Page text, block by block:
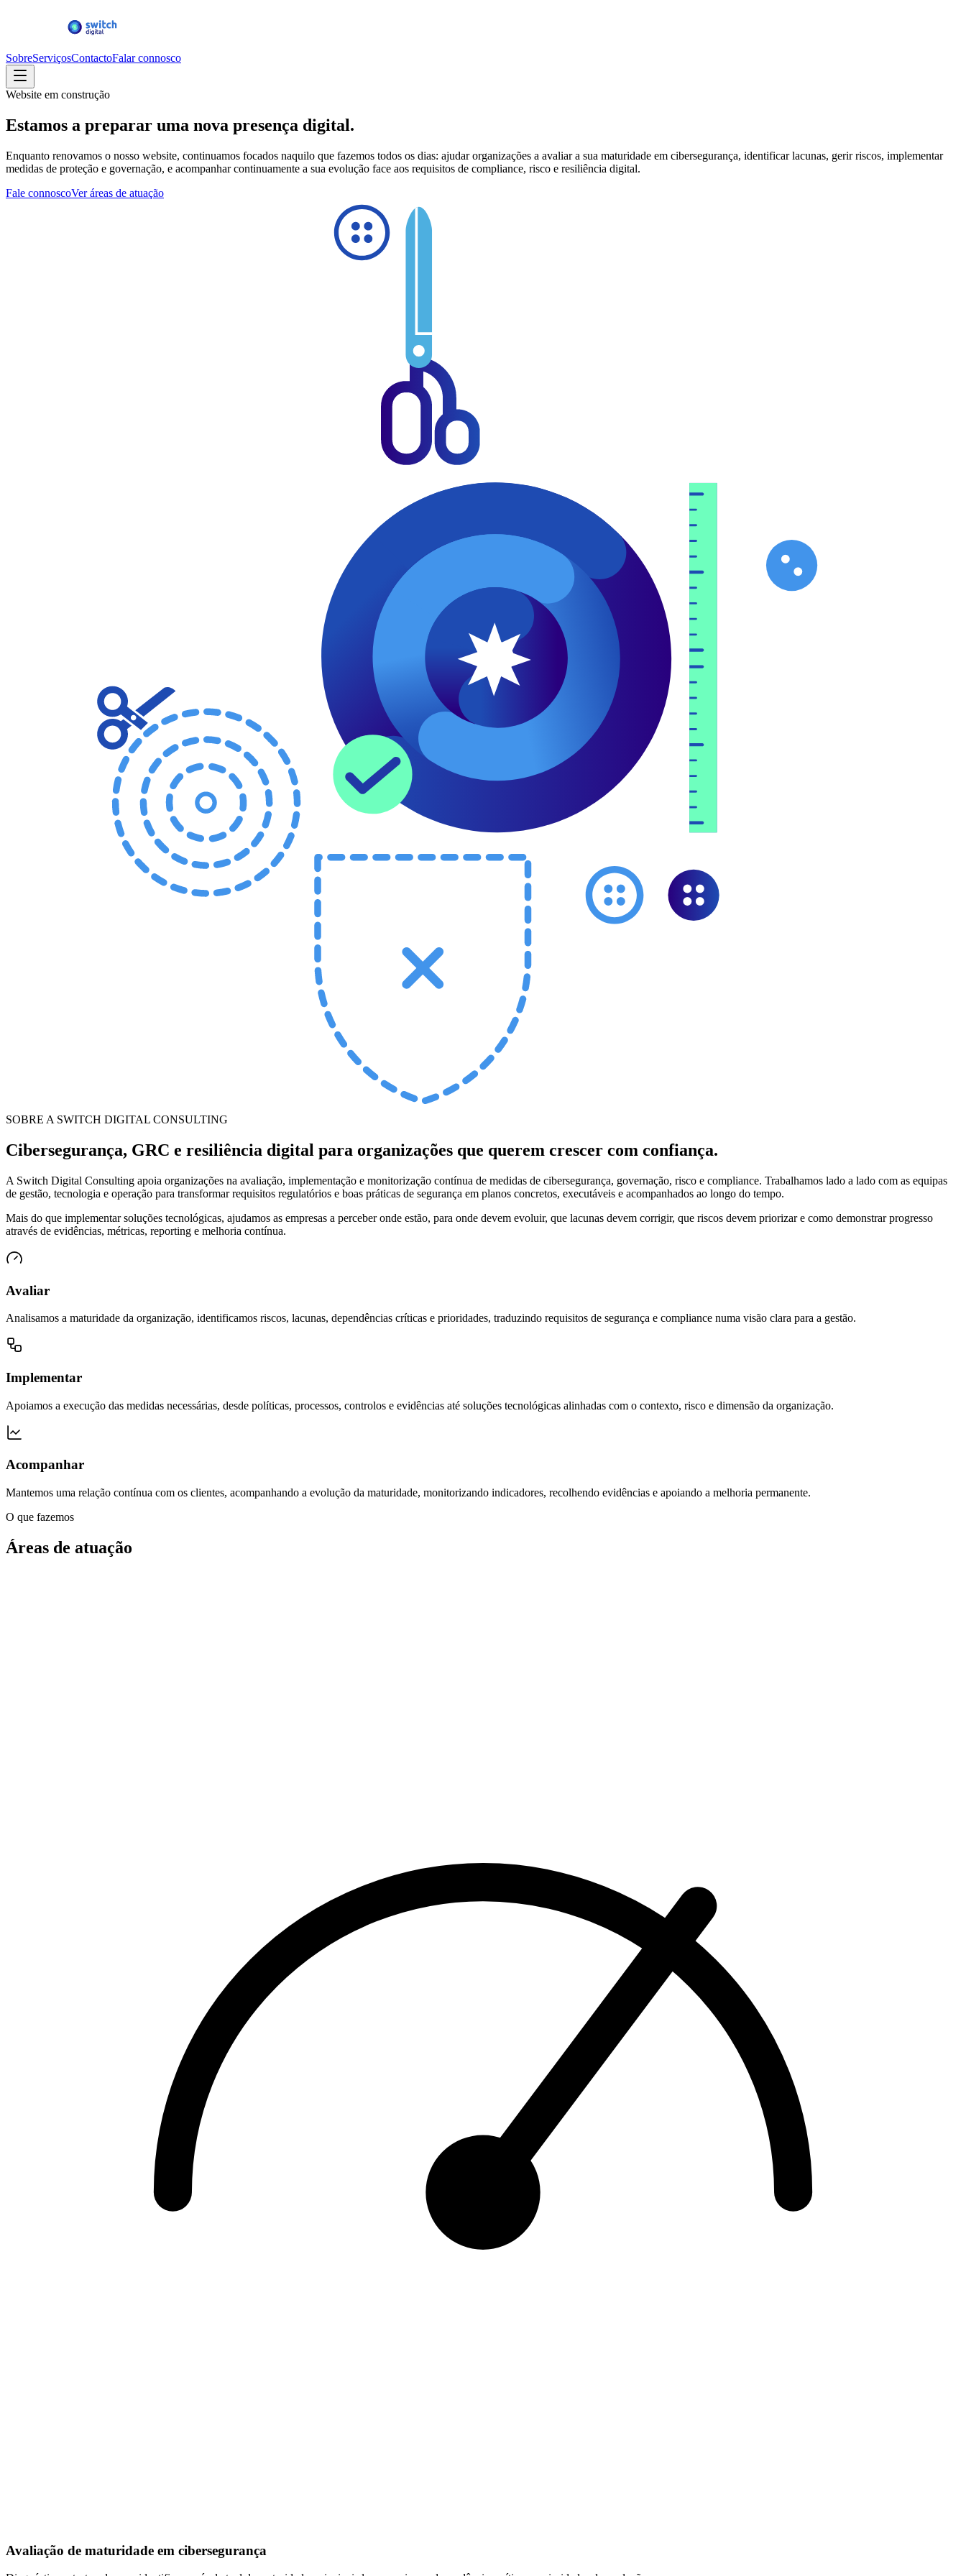
SobreServiçosContactoFalar connosco
Website em construção
Estamos a preparar uma nova presença digital.
Enquanto renovamos o nosso website, continuamos focados naquilo que fazemos todos os dias: ajudar organizações a avaliar a sua maturidade em cibersegurança, identificar lacunas, gerir riscos, implementar
medidas de proteção e governação, e acompanhar continuamente a sua evolução face aos requisitos de compliance, risco e resiliência digital.
Fale connoscoVer áreas de atuação
SOBRE A SWITCH DIGITAL CONSULTING
Cibersegurança, GRC e resiliência digital para organizações que querem crescer com confiança.
A Switch Digital Consulting apoia organizações na avaliação, implementação e monitorização contínua de medidas de cibersegurança, governação, risco e compliance. Trabalhamos lado a lado com as equipas
de gestão, tecnologia e operação para transformar requisitos regulatórios e boas práticas de segurança em planos concretos, executáveis e acompanhados ao longo do tempo.
Mais do que implementar soluções tecnológicas, ajudamos as empresas a perceber onde estão, para onde devem evoluir, que lacunas devem corrigir, que riscos devem priorizar e como demonstrar progresso
através de evidências, métricas, reporting e melhoria contínua.
Avaliar
Analisamos a maturidade da organização, identificamos riscos, lacunas, dependências críticas e prioridades, traduzindo requisitos de segurança e compliance numa visão clara para a gestão.
Implementar
Apoiamos a execução das medidas necessárias, desde políticas, processos, controlos e evidências até soluções tecnológicas alinhadas com o contexto, risco e dimensão da organização.
Acompanhar
Mantemos uma relação contínua com os clientes, acompanhando a evolução da maturidade, monitorizando indicadores, recolhendo evidências e apoiando a melhoria permanente.
O que fazemos
Áreas de atuação
Avaliação de maturidade em cibersegurança